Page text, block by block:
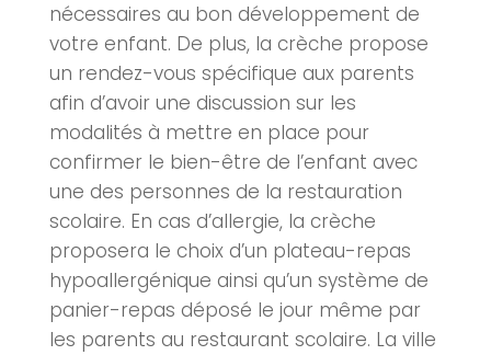
nécessaires au bon développement de
votre enfant. De plus, la crèche propose
un rendez-vous spécifique aux parents
afin d’avoir une discussion sur les
modalités à mettre en place pour
confirmer le bien-être de l’enfant avec
une des personnes de la restauration
scolaire. En cas d’allergie, la crèche
proposera le choix d’un plateau-repas
hypoallergénique ainsi qu’un système de
panier-repas déposé le jour même par
les parents au restaurant scolaire. La ville